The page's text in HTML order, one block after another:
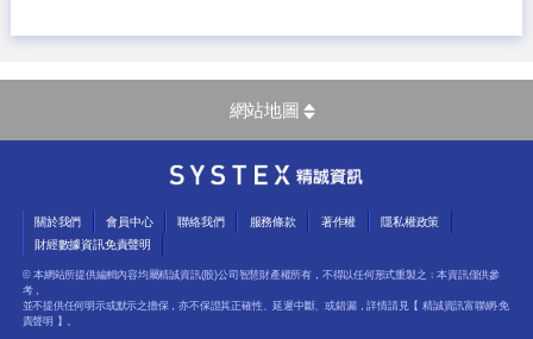
網站地圖
關於我們 會員中心 聯絡我們 服務條款 著作權
隱私權政策
財經數據資訊免責聲明
© 本網站所提供編輯內容均屬精誠資訊(股)公司智慧財產權所有，不得以任何形式重製之﹔本資訊僅供參
考，
並不提供任何明示或默示之擔保，亦不保證其正確性、延遲中斷、或錯漏，詳情請見【 精誠資訊富聯網-免
責聲明 】。